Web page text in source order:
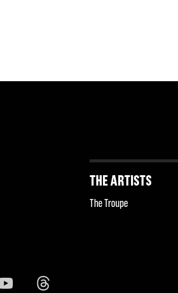
THE ARTISTS
The Troupe